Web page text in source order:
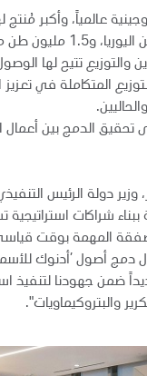
عالمياً، وأكبر
وشمال أفريقيا بطاقة
والتوزيع تتيح لها
المتكاملة في
تحقيق الدمج بين
وزير دولة الرئيس
ببناء شراكات
الصفقة المهمة بوقت
دمج أصول ’أدنوك
والبتروكيماويات".